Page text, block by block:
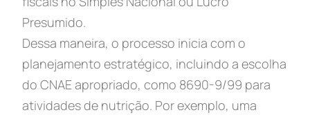
Presumido.
Dessa maneira, o processo inicia com o
planejamento estratégico, incluindo a escolha
do CNAE apropriado, como 8690-9/99 para
atividades de nutrição. Por exemplo, uma